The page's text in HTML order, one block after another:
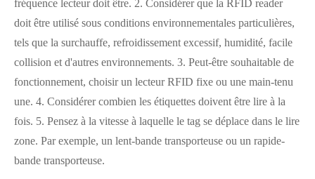
fréquence lecteur doit être. 2. Considérer que la RFID reader
doit être utilisé sous conditions environnementales particulières,
tels que la surchauffe, refroidissement excessif, humidité, facile
collision et d'autres environnements. 3. Peut-être souhaitable de
fonctionnement, choisir un lecteur RFID fixe ou une main-tenu
une. 4. Considérer combien les étiquettes doivent être lire à la
fois. 5. Pensez à la vitesse à laquelle le tag se déplace dans le lire
zone. Par exemple, un lent-bande transporteuse ou un rapide-
bande transporteuse.